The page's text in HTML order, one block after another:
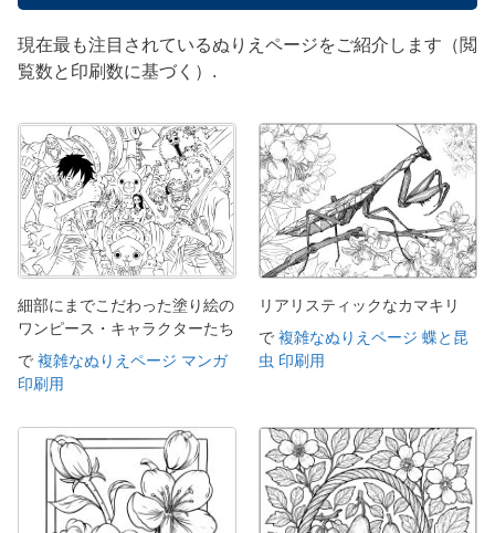
現在最も注目されているぬりえページをご紹介します（閲
覧数と印刷数に基づく）.
細部にまでこだわった塗り絵の
ワンピース・キャラクターたち
で 複雑なぬりえページ マンガ
印刷用
リアリスティックなカマキリ
で 複雑なぬりえページ 蝶と昆
虫 印刷用